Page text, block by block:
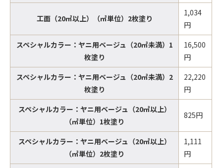
工面（20㎡以上）（㎡単位）2枚塗り
1,034
円
スペシャルカラー：ヤニ用ベージュ（20㎡未満）1
枚塗り
16,500
円
スペシャルカラー：ヤニ用ベージュ（20㎡未満）2
枚塗り
22,220
円
スペシャルカラー：ヤニ用ベージュ（20㎡以上）
（㎡単位）1枚塗り
825円
スペシャルカラー：ヤニ用ベージュ（20㎡以上）
（㎡単位）2枚塗り
1,111
円